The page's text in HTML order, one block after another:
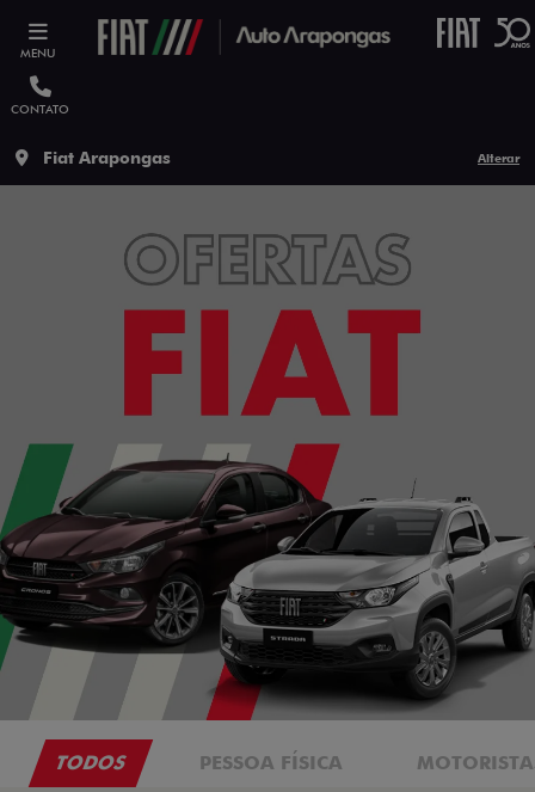
MENU
CONTATO
Fiat Arapongas Alterar
TODOS PESSOA FÍSICA